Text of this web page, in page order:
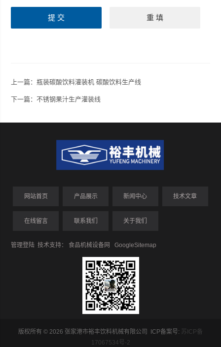
上一篇：瓶装碳酸饮料灌装机 碳酸饮料生产线
下一篇：不锈钢果汁生产灌装线
网站首页 产品展示 新闻中心 技术文章
在线留言 联系我们 关于我们
管理登陆 技术支持：食品机械设备网 GoogleSitemap
版权所有 © 2026 张家港市裕丰饮料机械有限公司 ICP备案号: 苏ICP备
17067534号-2